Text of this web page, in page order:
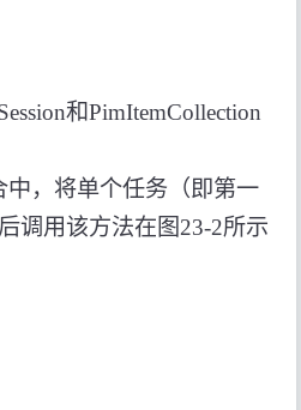
和PimItemCollection
，将单个任务（即第一
调用该方法在图23-2所示